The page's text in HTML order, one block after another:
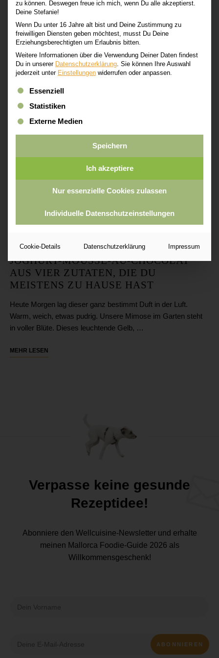
JOGHURT-MOUSSE-AU-CHOCOLAT
AUS VIER ZUTATEN, DIE DU
MEISTENS ZU HAUSE HAST
Heute Morgen lag dieser ganz bestimmt Duft in der Luft.
Warm, weich, etwas pudrig. Unsere Mimose im Garten steht
in voller Blüte. Dieses leuchtende Gelb, …
MEHR LESEN
Verpasse keine gesunde
Rezeptidee!
Abonniere den Wellcuisine-Newsletter und erhalte
meinen Mallorca Foodie-Guide 2026 als
Willkommensgeschenk!
zu können. Deswegen freue ich mich, wenn Du alle akzeptierst.
Deine Stefanie!
Wenn Du unter 16 Jahre alt bist und Deine Zustimmung zu
freiwilligen Diensten geben möchtest, musst Du Deine
Erziehungsberechtigten um Erlaubnis bitten.
Weitere Informationen über die Verwendung Deiner Daten findest
Du in unserer Datenschutzerklärung Sie können Ihre Auswahl
jederzeit unter Einstellungen widerrufen oder anpassen.
Es folgt eine Liste der Service-Gruppen, für die eine
Essenziell
Statistiken
Externe Medien
Speichern
Ich akzeptiere
Nur essenzielle Cookies zulassen
Individuelle Datenschutzeinstellungen
Cookie-Details Datenschutzerklärung Impressum